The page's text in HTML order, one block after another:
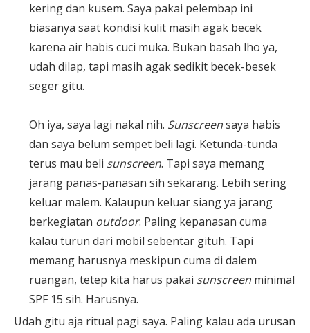
kering dan kusem. Saya pakai pelembap ini
biasanya saat kondisi kulit masih agak becek
karena air habis cuci muka. Bukan basah lho ya,
udah dilap, tapi masih agak sedikit becek-besek
seger gitu.
Oh iya, saya lagi nakal nih. Sunscreensaya habis
dan saya belum sempet beli lagi. Ketunda-tunda
terus mau beli sunscreen. Tapi saya memang
jarang panas-panasan sih sekarang. Lebih sering
keluar malem. Kalaupun keluar siang ya jarang
berkegiatan outdoor. Paling kepanasan cuma
kalau turun dari mobil sebentar gituh. Tapi
memang harusnya meskipun cuma di dalem
ruangan, tetep kita harus pakai sunscreen minimal
SPF 15 sih. Harusnya.
Udah gitu aja ritual pagi saya. Paling kalau ada urusan